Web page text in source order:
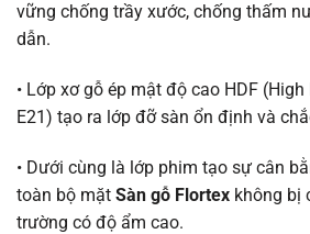
vững chống trầy xước, chống thấm
dẫn.
• Lớp xơ gỗ ép mật độ cao HDF
E21) tạo ra lớp đỡ sàn ổn định và
• Dưới cùng là lớp phim tạo sự cân
toàn bộ mặt Sàn gỗ Flortex không bị
trường có độ ẩm cao.